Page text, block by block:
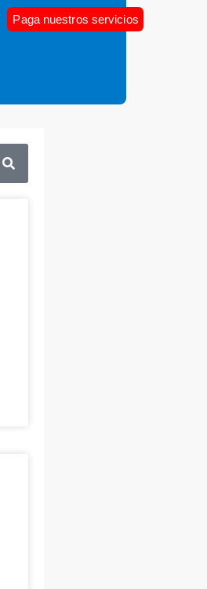
Paga nuestros servicios